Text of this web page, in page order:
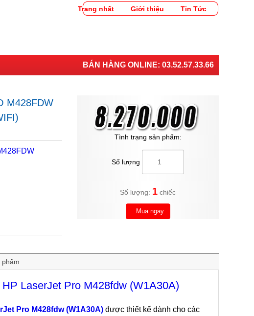
Trang nhất Giới thiệu Tin Tức
BÁN HÀNG ONLINE: 03.52.57.33.66
M428FDW
Tình trạng sản phẩm:
Số lượng
Số lượng: 1 chiếc
Mua ngay
LaserJet Pro M428fdw (W1A30A)
Pro M428fdw (W1A30A) được thiết kế dành cho các